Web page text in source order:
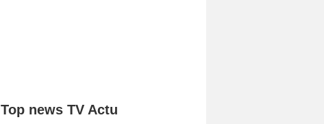
Top news TV Actu